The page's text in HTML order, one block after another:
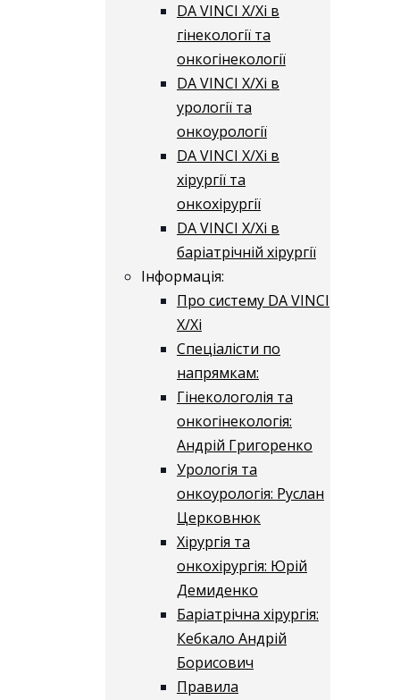
DA VINCI X/Xі в
гінекології та
онкогінекології
DA VINCI X/Xі в
урології та
онкоурології
DA VINCI X/Xі в
хірургії та
онкохірургії
DA VINCI X/Xі в
баріатрічній хірургії
Інформація:
Про систему DA VINCI
X/Xі
Спеціалісти по
напрямкам:
Гінекологолія та
онкогінекологія:
Андрій Григоренко
Урологія та
онкоурологія: Руслан
Церковнюк
Хірургія та
онкохірургія: Юрій
Демиденко
Баріатрічна хірургія:
Кебкало Андрій
Борисович
Правила